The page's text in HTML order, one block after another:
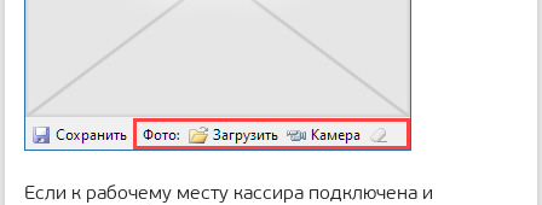
Если к рабочему месту кассира подключена и